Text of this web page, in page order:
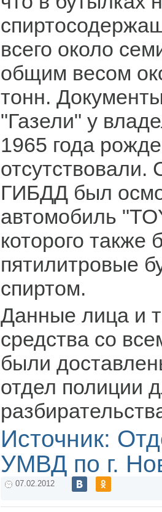
всего около
общим весом
тонн.
"Газели" у
1965 года
отсутствовали.
ГИБДД был
автомобиль
которого
пятилитровые
спиртом.
Данные лица и
средства со
были
отдел полиции
Источник:
УМВД по г.
07.02.2012